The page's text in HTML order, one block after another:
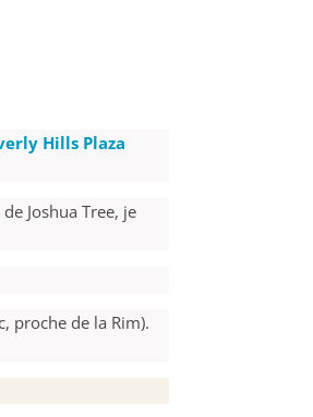
Hills Plaza
Joshua Tree, je
proche de la Rim).